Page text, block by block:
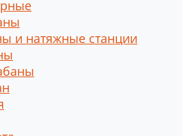
и натяжные станции